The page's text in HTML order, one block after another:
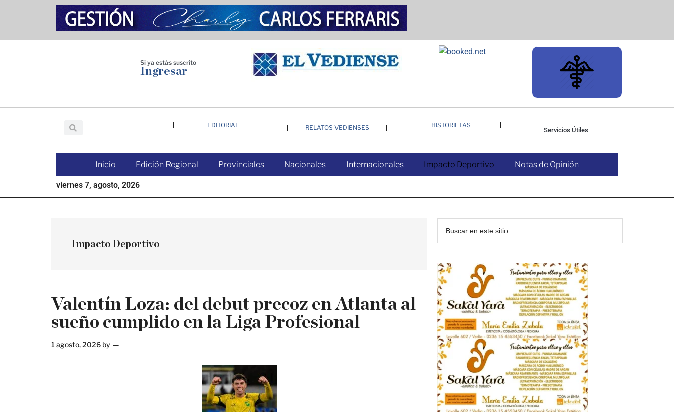
Si ya estás suscrito
Ingresar
EDITORIAL RELATOS VEDIENSES HISTORIETAS
Servicios Útiles
Inicio Edición Regional Provinciales Nacionales Internacionales Impacto Deportivo Notas de Opinión
viernes 7, agosto, 2026
Impacto Deportivo
Valentín Loza: del debut precoz en Atlanta al
sueño cumplido en la Liga Profesional
1 agosto, 2026 by